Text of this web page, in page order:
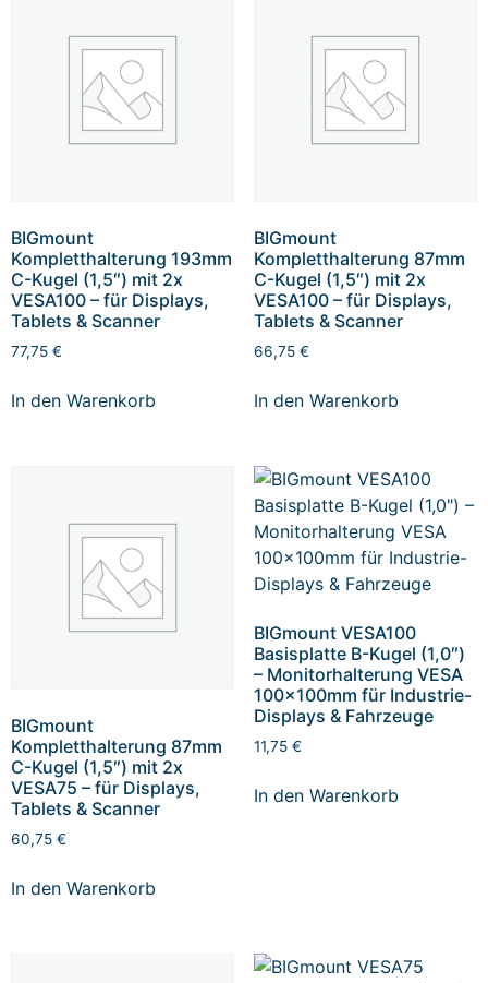
BIGmount
Kompletthalterung 193mm
C-Kugel (1,5″) mit 2x
VESA100 – für Displays,
Tablets & Scanner
77,75 €
In den Warenkorb
BIGmount
Kompletthalterung 87mm
C-Kugel (1,5″) mit 2x
VESA100 – für Displays,
Tablets & Scanner
66,75 €
In den Warenkorb
BIGmount
Kompletthalterung 87mm
C-Kugel (1,5″) mit 2x
VESA75 – für Displays,
Tablets & Scanner
60,75 €
In den Warenkorb
BIGmount VESA100
Basisplatte B-Kugel (1,0″)
– Monitorhalterung VESA
100x100mm für Industrie-
Displays & Fahrzeuge
11,75 €
In den Warenkorb